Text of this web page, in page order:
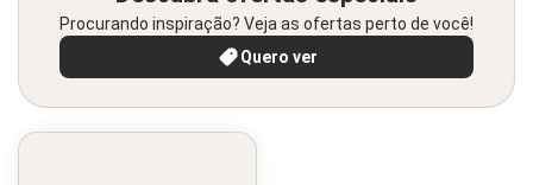
Procurando inspiração? Veja as ofertas perto de você!
Quero ver